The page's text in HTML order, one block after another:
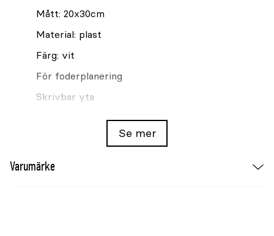
Mått: 20x30cm
Material: plast
Färg: vit
För foderplanering
Skrivbar yta
Kan torkas av och återanvändas
Se mer
Varumärke